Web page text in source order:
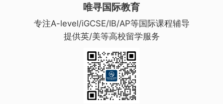
唯寻国际教育
专注A-level/iGCSE/IB/AP等国际课程辅导
提供英/美等高校留学服务